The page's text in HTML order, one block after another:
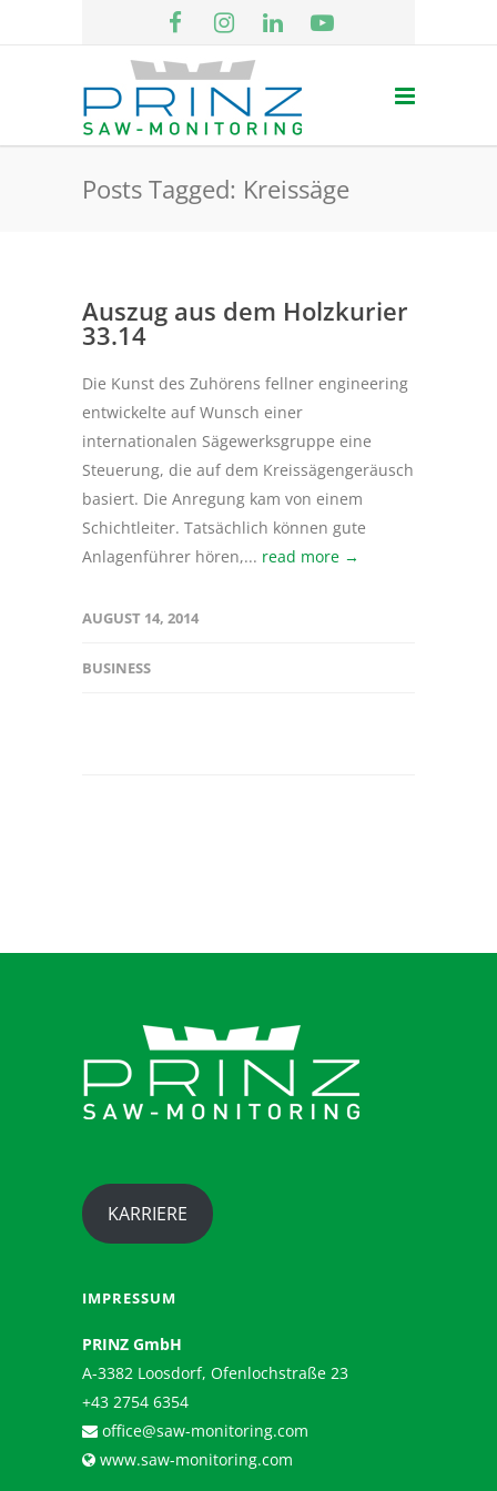
Posts Tagged: Kreissäge
Auszug aus dem Holzkurier
33.14
Die Kunst des Zuhörens fellner engineering
entwickelte auf Wunsch einer
internationalen Sägewerksgruppe eine
Steuerung, die auf dem Kreissägengeräusch
basiert. Die Anregung kam von einem
Schichtleiter. Tatsächlich können gute
Anlagenführer hören,... read more →
AUGUST 14, 2014
BUSINESS
KARRIERE
IMPRESSUM
PRINZ GmbH
A-3382 Loosdorf, Ofenlochstraße 23
+43 2754 6354
office@saw-monitoring.com
www.saw-monitoring.com